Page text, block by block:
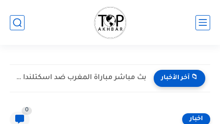
📁 آخر الأخبار بث مباشر مباراة المغرب ضد اسكتلندا في كأس العالم 2026...
اخبار
0